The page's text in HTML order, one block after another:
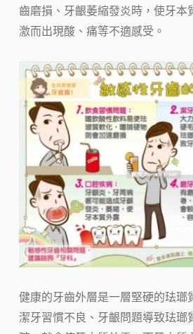
齒磨損、牙齦萎縮發炎時，使牙本
激而出現酸、痛等不適感受。
健康的牙齒外層是一層堅硬的珐瑯
潔牙習慣不良、牙齦問題導致珐瑯